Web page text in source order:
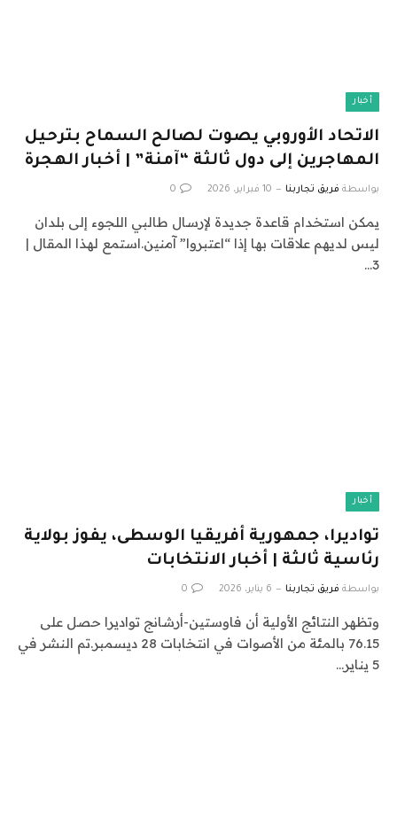
أخبار
الاتحاد الأوروبي يصوت لصالح السماح بترحيل
المهاجرين إلى دول ثالثة “آمنة” | أخبار الهجرة
بواسطة فريق تجاربنا 10 فبراير، 2026 0
يمكن استخدام قاعدة جديدة لإرسال طالبي اللجوء إلى بلدان
ليس لديهم علاقات بها إذا “اعتبروا” آمنين.استمع لهذا المقال |
3…
أخبار
تواديرا، جمهورية أفريقيا الوسطى، يفوز بولاية
رئاسية ثالثة | أخبار الانتخابات
بواسطة فريق تجاربنا 6 يناير، 2026 0
وتظهر النتائج الأولية أن فاوستين-أرشانج تواديرا حصل على
76.15 بالمئة من الأصوات في انتخابات 28 ديسمبر.تم النشر في
5 يناير…